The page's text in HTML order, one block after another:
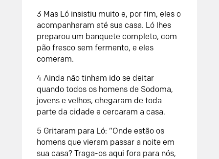
3 Mas Ló insistiu muito e, por fim, eles o
acompanharam até sua casa. Ló lhes
preparou um banquete completo, com
pão fresco sem fermento, e eles
comeram.
4 Ainda não tinham ido se deitar
quando todos os homens de Sodoma,
jovens e velhos, chegaram de toda
parte da cidade e cercaram a casa.
5 Gritaram para Ló: “Onde estão os
homens que vieram passar a noite em
sua casa? Traga-os aqui fora para nós,